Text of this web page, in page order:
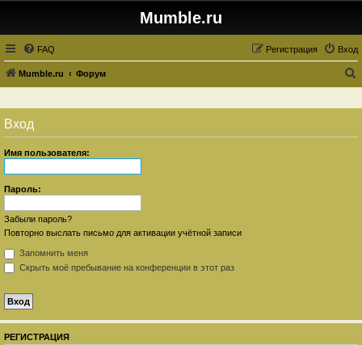
Mumble.ru
FAQ Вход
Регистрация
Mumble.ru Форум
и
Вход
Имя пользователя:
Пароль:
Забыли пароль?
Повторно выслать письмо для активации учётной записи
Запомнить меня
Скрыть моё пребывание на конференции в этот раз
РЕГИСТРАЦИЯ